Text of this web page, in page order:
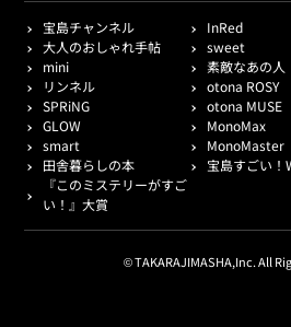
宝島チャンネル
InRed
大人のおしゃれ手帖
sweet
mini
素敵なあの人
リンネル
otona ROSY
SPRiNG
otona MUSE
GLOW
MonoMax
smart
MonoMaster
田舎暮らしの本
宝島すごい！
『このミステリーがすご
い！』大賞
© TAKARAJIMASHA,Inc. All